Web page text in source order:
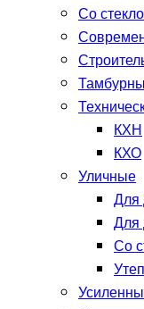
Со
КХН
КХО
Уличные
Для
Для
Со